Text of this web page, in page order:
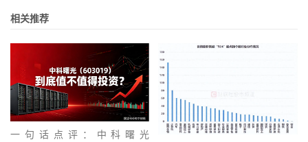
相关推荐
一句话点评：中科曙光